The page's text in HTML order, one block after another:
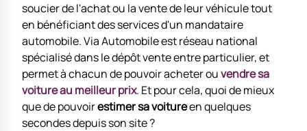
soucier de l'achat ou la vente de leur véhicule tout
en bénéficiant des services d'un mandataire
automobile. Via Automobile est réseau national
spécialisé dans le dépôt vente entre particulier, et
permet à chacun de pouvoir acheter ouvendre sa
voiture au meilleur prix. Et pour cela, quoi de mieux
que de pouvoirestimer sa voitureen quelques
secondes depuis son site ?